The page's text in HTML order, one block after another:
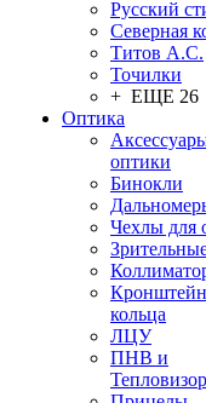
Русский
Северная
Титов А.С.
Точилки
+ ЕЩЕ 26
Оптика
оптики
Бинокли
Чехлы для
кольца
ЛЦУ
ПНВ и